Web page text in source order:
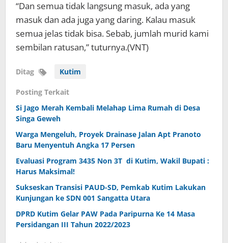
“Dan semua tidak langsung masuk, ada yang
masuk dan ada juga yang daring. Kalau masuk
semua jelas tidak bisa. Sebab, jumlah murid kami
sembilan ratusan,” tuturnya.(VNT)
Ditag Kutim
Posting Terkait
Si Jago Merah Kembali Melahap Lima Rumah di Desa
Singa Geweh
Warga Mengeluh, Proyek Drainase Jalan Apt Pranoto
Baru Menyentuh Angka 17 Persen
Evaluasi Program 3435 Non 3T di Kutim, Wakil Bupati :
Harus Maksimal!
Sukseskan Transisi PAUD-SD, Pemkab Kutim Lakukan
Kunjungan ke SDN 001 Sangatta Utara
DPRD Kutim Gelar PAW Pada Paripurna Ke 14 Masa
Persidangan III Tahun 2022/2023